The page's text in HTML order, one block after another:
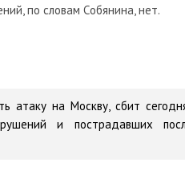
по словам Собянина, нет.
атаку на Москву, сбит
и пострадавших